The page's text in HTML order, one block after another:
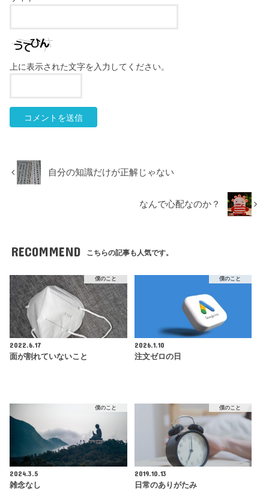
上に表示された文字を入力してください。
自分の知識だけが正解じゃない
なんで心配なのか？
RECOMMEND こちらの記事も人気です。
僕のこと
2022.6.17
面が割れていないこと
僕のこと
2026.1.10
注文ゼロの日
僕のこと
2024.3.5
雑念なし
僕のこと
2019.10.13
日常のありがたみ